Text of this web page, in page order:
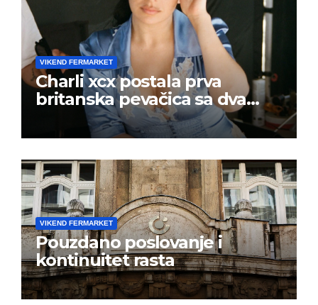
VIKEND FERMARKET
Charli xcx postala prva
britanska pevačica sa dva
albuma na prvom mestu u
istoj kalendarskoj godini
VIKEND FERMARKET
Pouzdano poslovanje i
kontinuitet rasta